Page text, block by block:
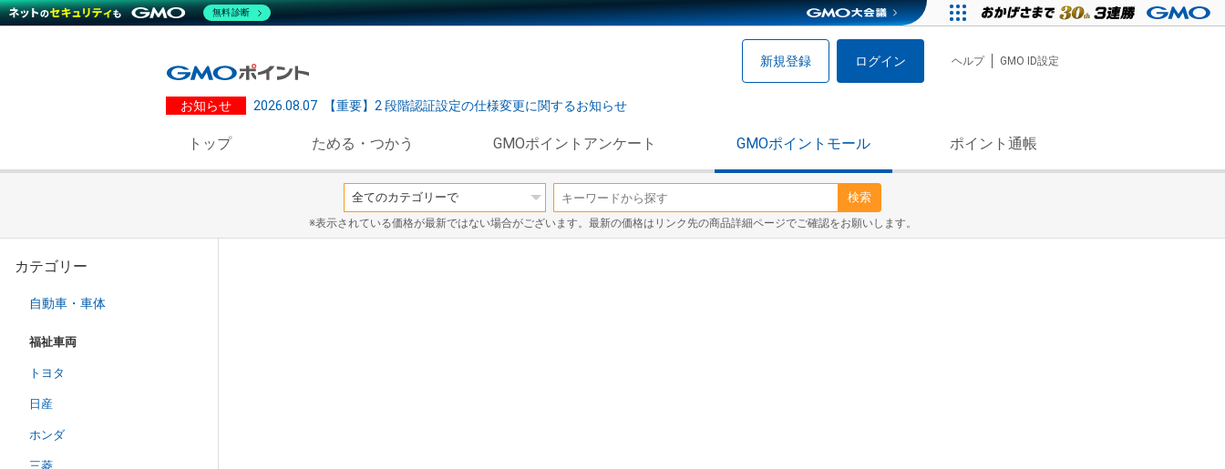
新規登録 ログイン ヘルプ GMO ID設定
お知らせ 2026.08.07 【重要】2 段階認証設定の仕様変更に関するお知らせ
トップ ためる・つかう GMOポイントアンケート GMOポイントモール ポイント通帳
検索
※表示されている価格が最新ではない場合がございます。最新の価格はリンク先の商品詳細ページでご確認をお願いします。
カテゴリー
自動車・車体
福祉車両
トヨタ
日産
ホンダ
三菱
無料診断